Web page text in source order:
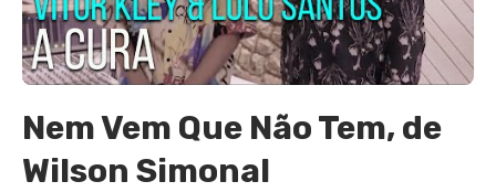
Nem Vem Que Não Tem, de
Wilson Simonal